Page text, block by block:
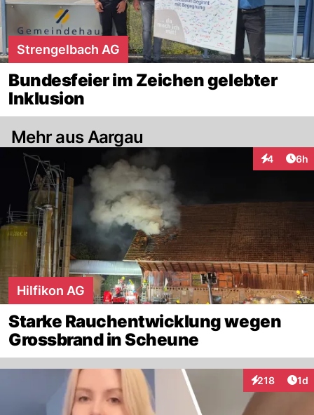
Strengelbach AG
Bundesfeier im Zeichen gelebter
Inklusion
Mehr aus Aargau
4 6h
Hilfikon AG
Starke Rauchentwicklung wegen
Grossbrand in Scheune
218
Interaktionen
1d